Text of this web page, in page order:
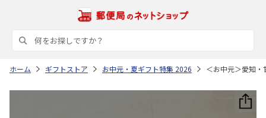
ホーム ギフトストア お中元・夏ギフト特集 2026 ＜お中元＞愛知